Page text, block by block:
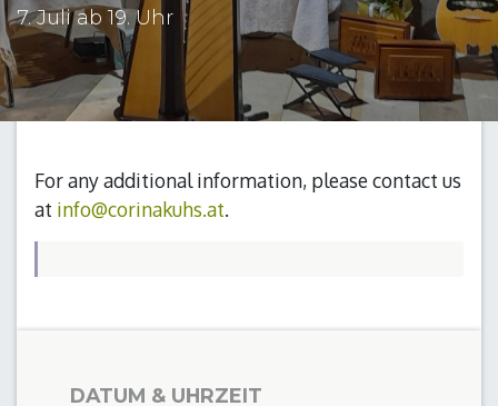
7. Juli ab 19. Uhr
For any additional information, please contact us
at info@corinakuhs.at.
DATUM & UHRZEIT